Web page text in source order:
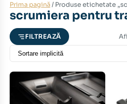
Prima pagină/ Produse etichetate
scrumiera pentru
FILTREAZĂ